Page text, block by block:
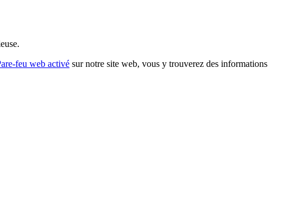
feu web activé sur notre site web, vous y trouverez des informations